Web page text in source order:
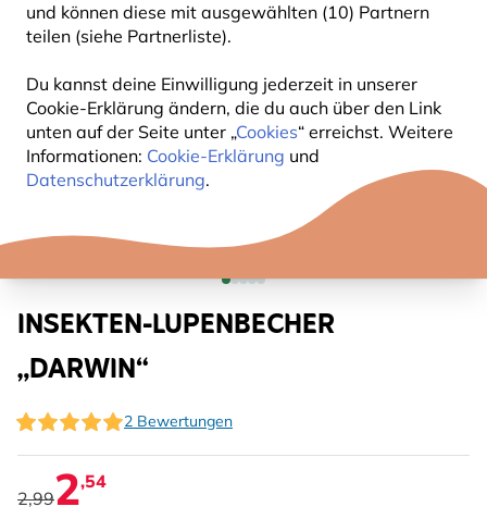
und können diese mit ausgewählten (10) Partnern
teilen (siehe Partnerliste).
Du kannst deine Einwilligung jederzeit in unserer
Cookie-Erklärung ändern, die du auch über den Link
unten auf der Seite unter „Cookies“ erreichst. Weitere
Informationen: Cookie-Erklärung und
Datenschutzerklärung.
INSEKTEN-LUPENBECHER
„DARWIN“
2 Bewertungen
2,992,54